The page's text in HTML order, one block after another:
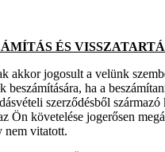
ÉS
jogosult a velünk
beszámítására, ha a
szerződésből származó
Ön követelése jogerősen
nem vitatott.